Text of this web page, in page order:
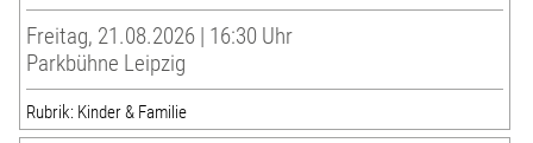
Freitag, 21.08.2026 | 16:30 Uhr
Parkbühne Leipzig
Rubrik: Kinder & Familie